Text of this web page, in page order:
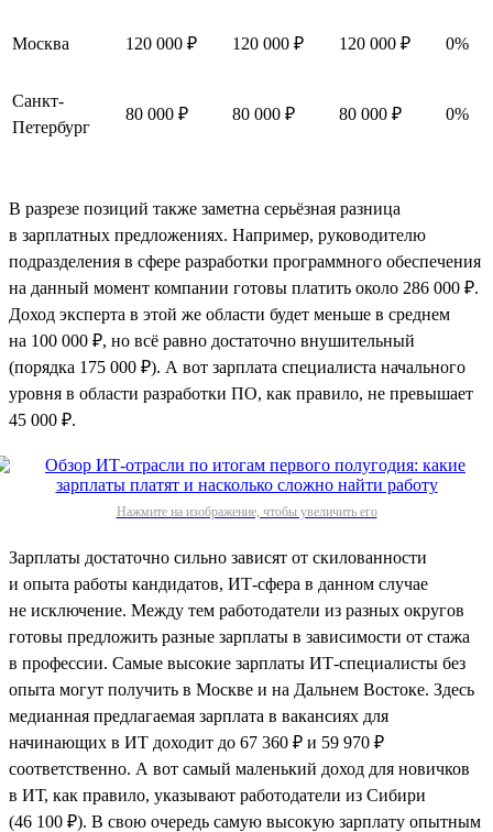
Москва 120 000 ₽ 120 000 ₽ 120 000 ₽ 0%
Санкт-
Петербург
80 000 ₽ 80 000 ₽ 80 000 ₽ 0%
В разрезе позиций также заметна серьёзная разница
в зарплатных предложениях. Например, руководителю
подразделения в сфере разработки программного обеспечения
на данный момент компании готовы платить около 286 000 ₽.
Доход эксперта в этой же области будет меньше в среднем
на 100 000 ₽, но всё равно достаточно внушительный
(порядка 175 000 ₽). А вот зарплата специалиста начального
уровня в области разработки ПО, как правило, не превышает
45 000 ₽.
Нажмите на изображение, чтобы увеличить его
Зарплаты достаточно сильно зависят от скилованности
и опыта работы кандидатов, ИТ-сфера в данном случае
не исключение. Между тем работодатели из разных округов
готовы предложить разные зарплаты в зависимости от стажа
в профессии. Самые высокие зарплаты ИТ-специалисты без
опыта могут получить в Москве и на Дальнем Востоке. Здесь
медианная предлагаемая зарплата в вакансиях для
начинающих в ИТ доходит до 67 360 ₽ и 59 970 ₽
соответственно. А вот самый маленький доход для новичков
в ИТ, как правило, указывают работодатели из Сибири
(46 100 ₽). В свою очередь самую высокую зарплату опытным